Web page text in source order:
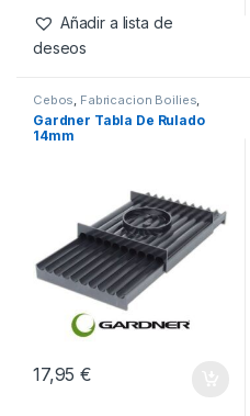
Añadir a lista de
deseos
Cebos Fabricacion Boilies
Tablas & Pistolas
Gardner Tabla De Rulado
14mm
17,95€